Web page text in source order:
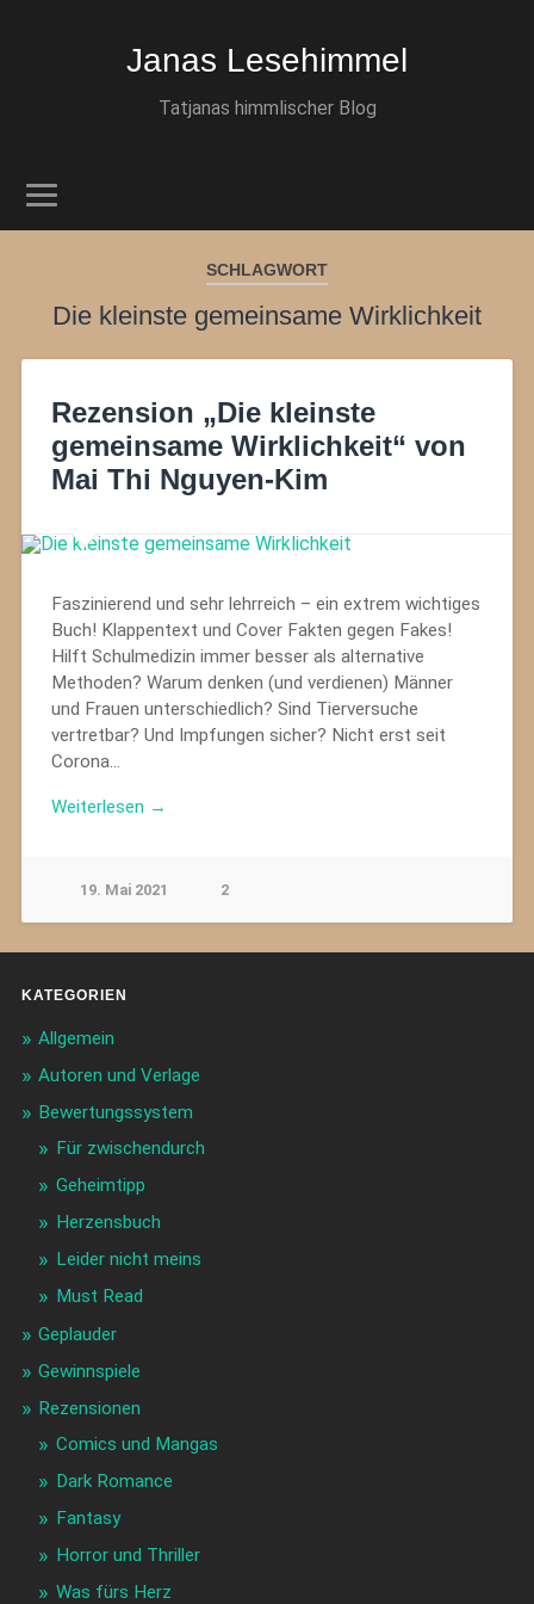
Janas Lesehimmel
Tatjanas himmlischer Blog
SCHLAGWORT
Die kleinste gemeinsame Wirklichkeit
Rezension „Die kleinste
gemeinsame Wirklichkeit“ von
Mai Thi Nguyen-Kim
Faszinierend und sehr lehrreich – ein extrem wichtiges
Buch! Klappentext und Cover Fakten gegen Fakes!
Hilft Schulmedizin immer besser als alternative
Methoden? Warum denken (und verdienen) Männer
und Frauen unterschiedlich? Sind Tierversuche
vertretbar? Und Impfungen sicher? Nicht erst seit
Corona…
Weiterlesen →
19. Mai 2021 2
KATEGORIEN
Allgemein
Autoren und Verlage
Bewertungssystem
Für zwischendurch
Geheimtipp
Herzensbuch
Leider nicht meins
Must Read
Geplauder
Gewinnspiele
Rezensionen
Comics und Mangas
Dark Romance
Fantasy
Horror und Thriller
Was fürs Herz